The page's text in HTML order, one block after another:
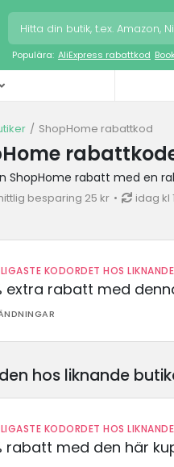
Populära: AliExpress rabattkod
ShopHome rabattkod
ShopHome rabatt med en
besparing 25 kr idag kl
KODORDET HOS
extra rabatt med
hos liknande
KODORDET HOS
rabatt med den här